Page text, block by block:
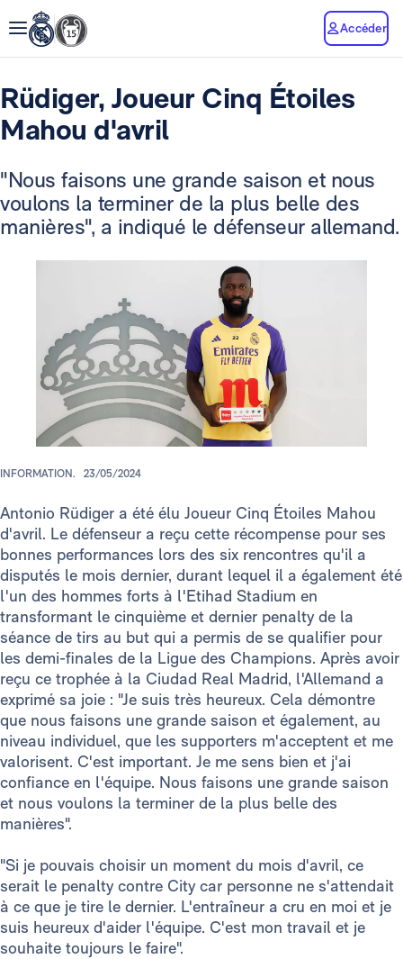
Accéder
Rüdiger, Joueur Cinq Étoiles
Mahou d'avril
"Nous faisons une grande saison et nous
voulons la terminer de la plus belle des
manières", a indiqué le défenseur allemand.
INFORMATION. 23/05/2024
Antonio Rüdiger a été élu Joueur Cinq Étoiles Mahou
d'avril. Le défenseur a reçu cette récompense pour ses
bonnes performances lors des six rencontres qu'il a
disputés le mois dernier, durant lequel il a également été
l'un des hommes forts à l'Etihad Stadium en
transformant le cinquième et dernier penalty de la
séance de tirs au but qui a permis de se qualifier pour
les demi-finales de la Ligue des Champions. Après avoir
reçu ce trophée à la Ciudad Real Madrid, l'Allemand a
exprimé sa joie : "Je suis très heureux. Cela démontre
que nous faisons une grande saison et également, au
niveau individuel, que les supporters m'acceptent et me
valorisent. C'est important. Je me sens bien et j'ai
confiance en l'équipe. Nous faisons une grande saison
et nous voulons la terminer de la plus belle des
manières".
"Si je pouvais choisir un moment du mois d'avril, ce
serait le penalty contre City car personne ne s'attendait
à ce que je tire le dernier. L'entraîneur a cru en moi et je
suis heureux d'aider l'équipe. C'est mon travail et je
souhaite toujours le faire".